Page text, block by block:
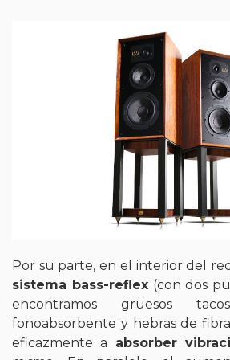
Por su parte, en el interior del
sistema bass-reflex(con dos
encontramos gruesos
fonoabsorbente y hebras de
eficazmente a absorber